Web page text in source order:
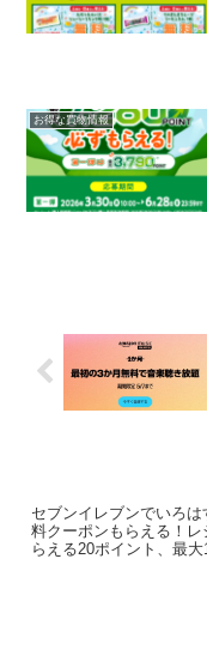
お得な買物情報
セブンイレブンでいろ
料クーポンもらえる！レ
らえる20ポイント、最大